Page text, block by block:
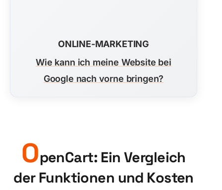
ONLINE-MARKETING
Wie kann ich meine Website bei
Google nach vorne bringen?
OpenCart: Ein Vergleich
der Funktionen und Kosten